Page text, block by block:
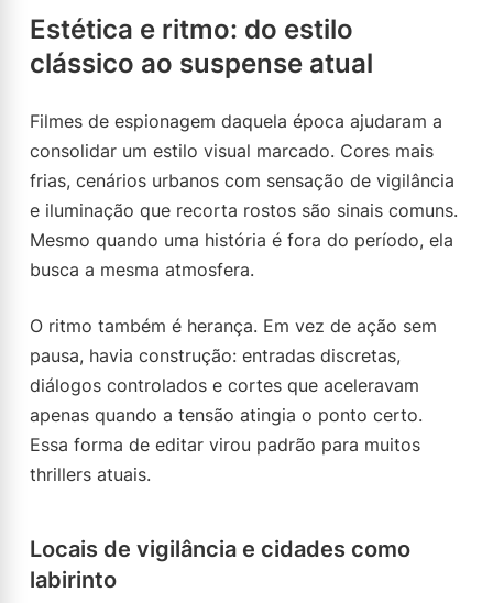
Estética e ritmo: do estilo
clássico ao suspense atual
Filmes de espionagem daquela época ajudaram a
consolidar um estilo visual marcado. Cores mais
frias, cenários urbanos com sensação de vigilância
e iluminação que recorta rostos são sinais comuns.
Mesmo quando uma história é fora do período, ela
busca a mesma atmosfera.
O ritmo também é herança. Em vez de ação sem
pausa, havia construção: entradas discretas,
diálogos controlados e cortes que aceleravam
apenas quando a tensão atingia o ponto certo.
Essa forma de editar virou padrão para muitos
thrillers atuais.
Locais de vigilância e cidades como
labirinto